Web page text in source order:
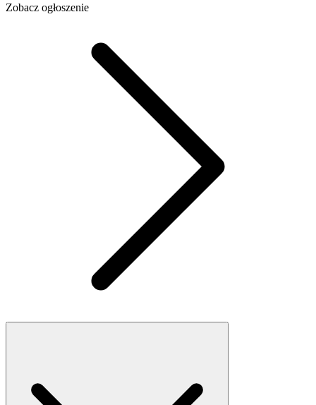
Zobacz ogłoszenie